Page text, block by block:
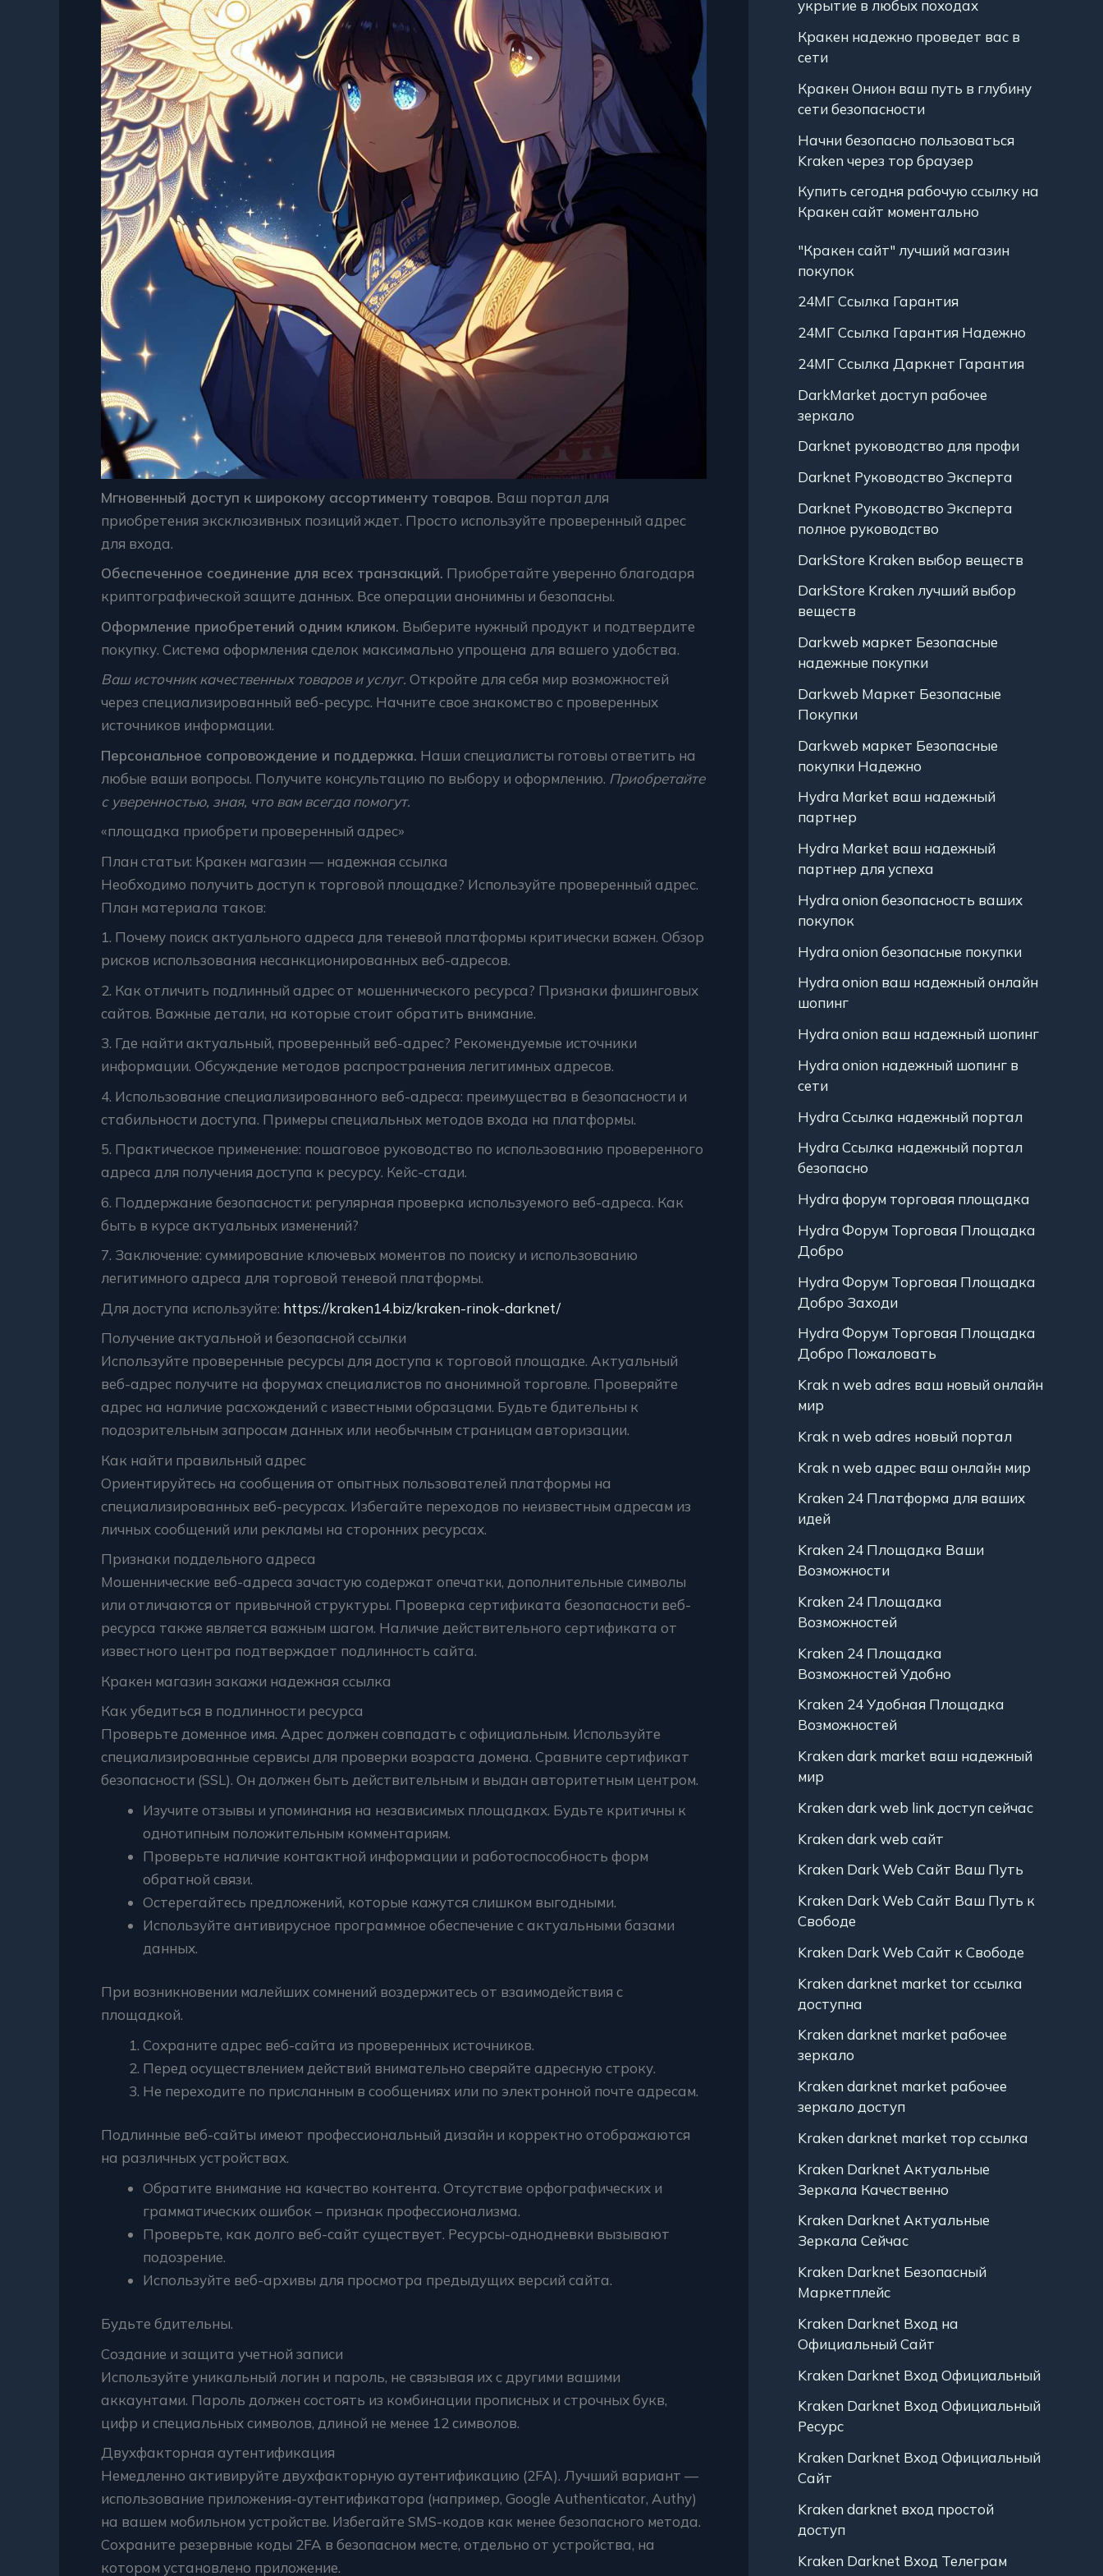
Мгновенный доступ к широкому ассортименту товаров. Ваш портал для
приобретения эксклюзивных позиций ждет. Просто используйте проверенный адрес
для входа.
Обеспеченное соединение для всех транзакций. Приобретайте уверенно благодаря
криптографической защите данных. Все операции анонимны и безопасны.
Оформление приобретений одним кликом. Выберите нужный продукт и подтвердите
покупку. Система оформления сделок максимально упрощена для вашего удобства.
Ваш источник качественных товаров и услуг. Откройте для себя мир возможностей
через специализированный веб-ресурс. Начните свое знакомство с проверенных
источников информации.
Персональное сопровождение и поддержка. Наши специалисты готовы ответить на
любые ваши вопросы. Получите консультацию по выбору и оформлению. Приобретайте
с уверенностью, зная, что вам всегда помогут.
«площадка приобрети проверенный адрес»
План статьи: Кракен магазин — надежная ссылка
Необходимо получить доступ к торговой площадке? Используйте проверенный адрес.
План материала таков:
1. Почему поиск актуального адреса для теневой платформы критически важен. Обзор
рисков использования несанкционированных веб-адресов.
2. Как отличить подлинный адрес от мошеннического ресурса? Признаки фишинговых
сайтов. Важные детали, на которые стоит обратить внимание.
3. Где найти актуальный, проверенный веб-адрес? Рекомендуемые источники
информации. Обсуждение методов распространения легитимных адресов.
4. Использование специализированного веб-адреса: преимущества в безопасности и
стабильности доступа. Примеры специальных методов входа на платформы.
5. Практическое применение: пошаговое руководство по использованию проверенного
адреса для получения доступа к ресурсу. Кейс-стади.
6. Поддержание безопасности: регулярная проверка используемого веб-адреса. Как
быть в курсе актуальных изменений?
7. Заключение: суммирование ключевых моментов по поиску и использованию
легитимного адреса для торговой теневой платформы.
Для доступа используйте: https://kraken14.biz/kraken-rinok-darknet/
Получение актуальной и безопасной ссылки
Используйте проверенные ресурсы для доступа к торговой площадке. Актуальный
веб-адрес получите на форумах специалистов по анонимной торговле. Проверяйте
адрес на наличие расхождений с известными образцами. Будьте бдительны к
подозрительным запросам данных или необычным страницам авторизации.
Как найти правильный адрес
Ориентируйтесь на сообщения от опытных пользователей платформы на
специализированных веб-ресурсах. Избегайте переходов по неизвестным адресам из
личных сообщений или рекламы на сторонних ресурсах.
Признаки поддельного адреса
Мошеннические веб-адреса зачастую содержат опечатки, дополнительные символы
или отличаются от привычной структуры. Проверка сертификата безопасности веб-
ресурса также является важным шагом. Наличие действительного сертификата от
известного центра подтверждает подлинность сайта.
Кракен магазин закажи надежная ссылка
Как убедиться в подлинности ресурса
Проверьте доменное имя. Адрес должен совпадать с официальным. Используйте
специализированные сервисы для проверки возраста домена. Сравните сертификат
безопасности (SSL). Он должен быть действительным и выдан авторитетным центром.
Изучите отзывы и упоминания на независимых площадках. Будьте критичны к
однотипным положительным комментариям.
Проверьте наличие контактной информации и работоспособность форм
обратной связи.
Остерегайтесь предложений, которые кажутся слишком выгодными.
Используйте антивирусное программное обеспечение с актуальными базами
данных.
При возникновении малейших сомнений воздержитесь от взаимодействия с
площадкой.
Сохраните адрес веб-сайта из проверенных источников.
Перед осуществлением действий внимательно сверяйте адресную строку.
Не переходите по присланным в сообщениях или по электронной почте адресам.
Подлинные веб-сайты имеют профессиональный дизайн и корректно отображаются
на различных устройствах.
Обратите внимание на качество контента. Отсутствие орфографических и
грамматических ошибок – признак профессионализма.
Проверьте, как долго веб-сайт существует. Ресурсы-однодневки вызывают
подозрение.
Используйте веб-архивы для просмотра предыдущих версий сайта.
Будьте бдительны.
Создание и защита учетной записи
Используйте уникальный логин и пароль, не связывая их с другими вашими
аккаунтами. Пароль должен состоять из комбинации прописных и строчных букв,
цифр и специальных символов, длиной не менее 12 символов.
Двухфакторная аутентификация
Немедленно активируйте двухфакторную аутентификацию (2FA). Лучший вариант —
использование приложения-аутентификатора (например, Google Authenticator, Authy)
на вашем мобильном устройстве. Избегайте SMS-кодов как менее безопасного метода.
Сохраните резервные коды 2FA в безопасном месте, отдельно от устройства, на
котором установлено приложение.
укрытие в любых походах
Кракен надежно проведет вас в
сети
Кракен Онион ваш путь в глубину
сети безопасности
Начни безопасно пользоваться
Kraken через тор браузер
Купить сегодня рабочую ссылку на
Кракен сайт моментально
"Кракен сайт" лучший магазин
покупок
24МГ Ссылка Гарантия
24МГ Ссылка Гарантия Надежно
24МГ Ссылка Даркнет Гарантия
DarkMarket доступ рабочее
зеркало
Darknet руководство для профи
Darknet Руководство Эксперта
Darknet Руководство Эксперта
полное руководство
DarkStore Kraken выбор веществ
DarkStore Kraken лучший выбор
веществ
Darkweb маркет Безопасные
надежные покупки
Darkweb Маркет Безопасные
Покупки
Darkweb маркет Безопасные
покупки Надежно
Hydra Market ваш надежный
партнер
Hydra Market ваш надежный
партнер для успеха
Hydra onion безопасность ваших
покупок
Hydra onion безопасные покупки
Hydra onion ваш надежный онлайн
шопинг
Hydra onion ваш надежный шопинг
Hydra onion надежный шопинг в
сети
Hydra Ссылка надежный портал
Hydra Ссылка надежный портал
безопасно
Hydra форум торговая площадка
Hydra Форум Торговая Площадка
Добро
Hydra Форум Торговая Площадка
Добро Заходи
Hydra Форум Торговая Площадка
Добро Пожаловать
Krak n web adres ваш новый онлайн
мир
Krak n web adres новый портал
Krak n web адрес ваш онлайн мир
Kraken 24 Платформа для ваших
идей
Kraken 24 Площадка Ваши
Возможности
Kraken 24 Площадка
Возможностей
Kraken 24 Площадка
Возможностей Удобно
Kraken 24 Удобная Площадка
Возможностей
Kraken dark market ваш надежный
мир
Kraken dark web link доступ сейчас
Kraken dark web сайт
Kraken Dark Web Сайт Ваш Путь
Kraken Dark Web Сайт Ваш Путь к
Свободе
Kraken Dark Web Сайт к Свободе
Kraken darknet market tor ссылка
доступна
Kraken darknet market рабочее
зеркало
Kraken darknet market рабочее
зеркало доступ
Kraken darknet market тор ссылка
Kraken Darknet Актуальные
Зеркала Качественно
Kraken Darknet Актуальные
Зеркала Сейчас
Kraken Darknet Безопасный
Маркетплейс
Kraken Darknet Вход на
Официальный Сайт
Kraken Darknet Вход Официальный
Kraken Darknet Вход Официальный
Ресурс
Kraken Darknet Вход Официальный
Сайт
Kraken darknet вход простой
доступ
Kraken Darknet Вход Телеграм